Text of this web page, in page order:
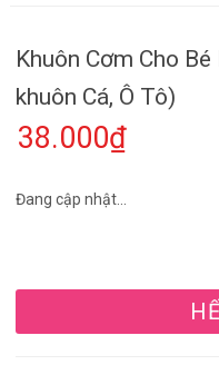
Khuôn Cơm Cho
khuôn Cá, Ô Tô)
38.000₫
Đang cập nhật...